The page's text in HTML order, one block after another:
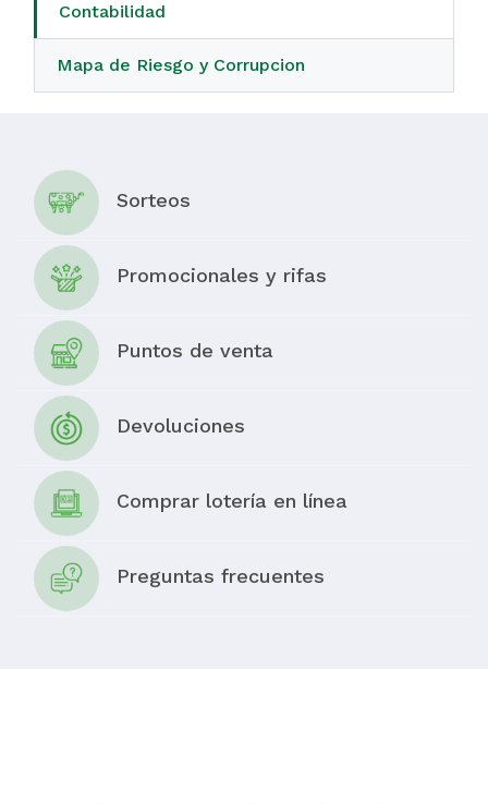
Contabilidad
Mapa de Riesgo y Corrupcion
Sorteos
Promocionales y rifas
Puntos de venta
Devoluciones
Comprar lotería en línea
Preguntas frecuentes